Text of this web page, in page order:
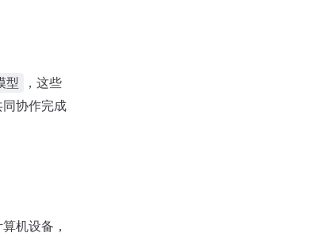
型
，这些
协作完成
机设备，